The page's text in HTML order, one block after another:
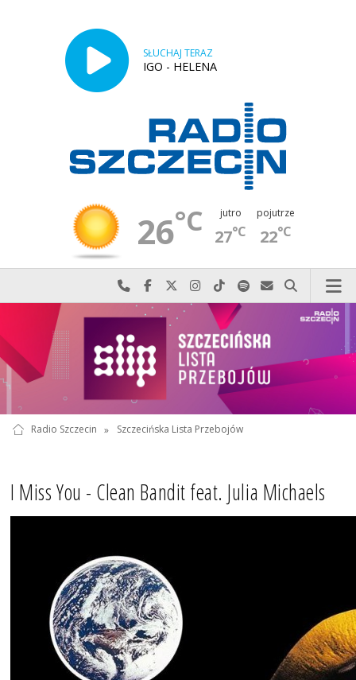
SŁUCHAJ TERAZ
IGO - HELENA
26°C jutro
27°C
pojutrze
22°C
Najlepiej po prostu do nas zadzwoń
Odwiedź nas na Facebook-u
Odwiedź nas na X
Odwiedź nas na Instagram-ie
Odwiedź nas na TikTok-u
Szukaj nas na Spotify
Wyślij do nas
Szukaj
Radio Szczecin » Szczecińska Lista Przebojów
I Miss You - Clean Bandit feat. Julia Michaels